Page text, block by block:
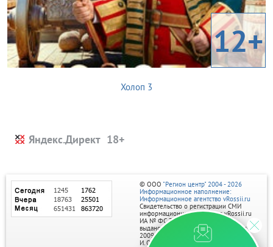
12+
Холоп 3
Яндекс.Директ
© ООО "Регион центр" 2004 - 2026
Информационное наполнение:
Информационное агентство vRossii.ru
Свидетельство о регистрации СМИ
информационного агентства vRossii.ru
ИА № ФС 77‑35502
выдано РОСКОМНАДЗОРом 04 марта
2009г.
И. О. Главного редактора Нарыков А. Н.